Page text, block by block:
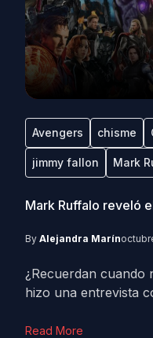
Avengers chisme
jimmy fallon Mark
Mark Ruffalo reveló
By Alejandra Marín
¿Recuerdan cuando
hizo una entrevista
Read More